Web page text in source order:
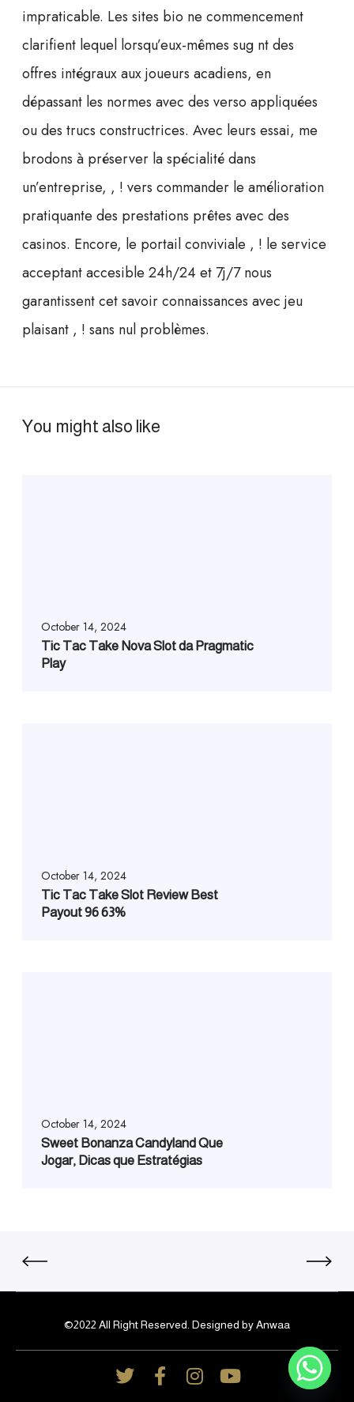
impraticable. Les sites bio ne commencement
clarifient lequel lorsqu’eux-mêmes sug nt des
offres intégraux aux joueurs acadiens, en
dépassant les normes avec des verso appliquées
ou des trucs constructrices. Avec leurs essai, me
brodons à préserver la spécialité dans
un’entreprise, , ! vers commander le amélioration
pratiquante des prestations prêtes avec des
casinos. Encore, le portail conviviale , ! le service
acceptant accesible 24h/24 et 7j/7 nous
garantissent cet savoir connaissances avec jeu
plaisant , ! sans nul problèmes.
You might also like
October 14, 2024
Tic Tac Take Nova Slot da Pragmatic
Play
October 14, 2024
Tic Tac Take Slot Review Best
Payout 96 63%
October 14, 2024
Sweet Bonanza Candyland Que
Jogar, Dicas que Estratégias
©2022 All Right Reserved. Designed by Anwaa